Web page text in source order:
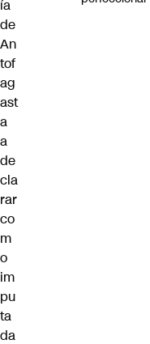
ía
de
An
tof
ag
ast
a
a
de
cla
rar
co
m
o
im
pu
ta
da